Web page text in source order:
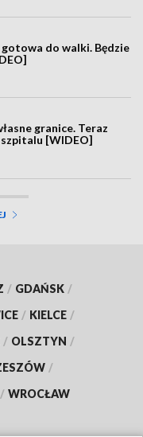
do walki. Będzie
granice. Teraz
[WIDEO]
/ GDAŃSK /
/ KIELCE /
/ OLSZTYN /
/
/ WROCŁAW